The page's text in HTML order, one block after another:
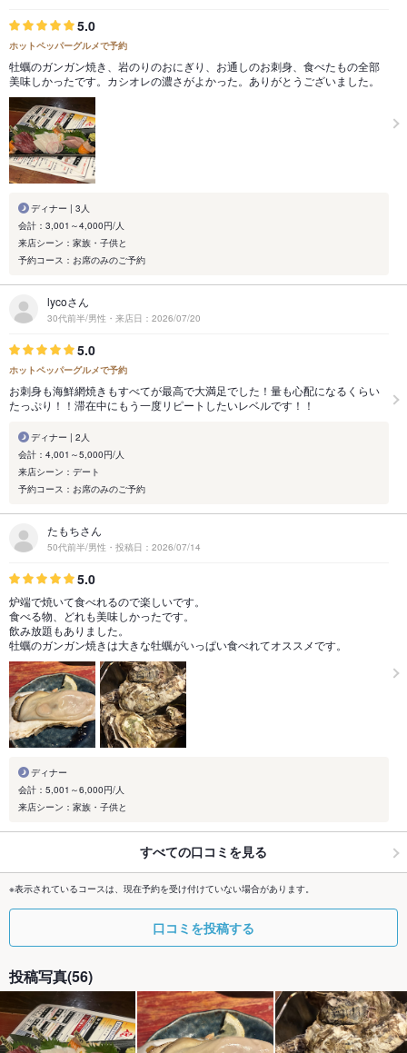
5.0
ホットペッパーグルメで予約
牡蠣のガンガン焼き、岩のりのおにぎり、お通しのお刺身、食べたもの全部
美味しかったです。カシオレの濃さがよかった。ありがとうございました。
ディナー | 3人
会計：3,001～4,000円/人
来店シーン：家族・子供と
予約コース：お席のみのご予約
lycoさん
30代前半/男性・来店日：2026/07/20
5.0
ホットペッパーグルメで予約
お刺身も海鮮網焼きもすべてが最高で大満足でした！量も心配になるくらい
たっぷり！！滞在中にもう一度リピートしたいレベルです！！
ディナー | 2人
会計：4,001～5,000円/人
来店シーン：デート
予約コース：お席のみのご予約
たもちさん
50代前半/男性・投稿日：2026/07/14
5.0
炉端で焼いて食べれるので楽しいです。
食べる物、どれも美味しかったです。
飲み放題もありました。
牡蠣のガンガン焼きは大きな牡蠣がいっぱい食べれてオススメです。
ディナー
会計：5,001～6,000円/人
来店シーン：家族・子供と
すべての口コミを見る
※表示されているコースは、現在予約を受け付けていない場合があります。
口コミを投稿する
投稿写真(56)